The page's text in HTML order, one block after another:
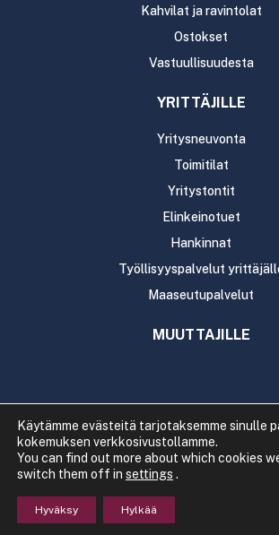
Kahvilat ja ravintolat
Ostokset
Vastuullisuudesta
YRITTÄJILLE
Yritysneuvonta
Toimitilat
Yritystontit
Elinkeinotuet
Hankinnat
Työllisyyspalvelut
Maaseutupalvelut
MUUTTAJILLE
Copyright 2020 Rautavaaran
TietosuojaSaavutettavuus
Käytämme evästeitä tarjotaksemme sinulle
kokemuksen verkkosivustollamme.
You can find out more about which cookies
switch them off in settings .
Hyväksy Hylkää